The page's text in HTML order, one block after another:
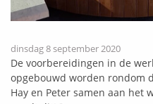
dinsdag 8 september 2020
De voorbereidingen in de
opgebouwd worden rondom
Hay en Peter samen aan het